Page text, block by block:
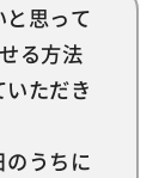
思って
る方法
ただき
うちに